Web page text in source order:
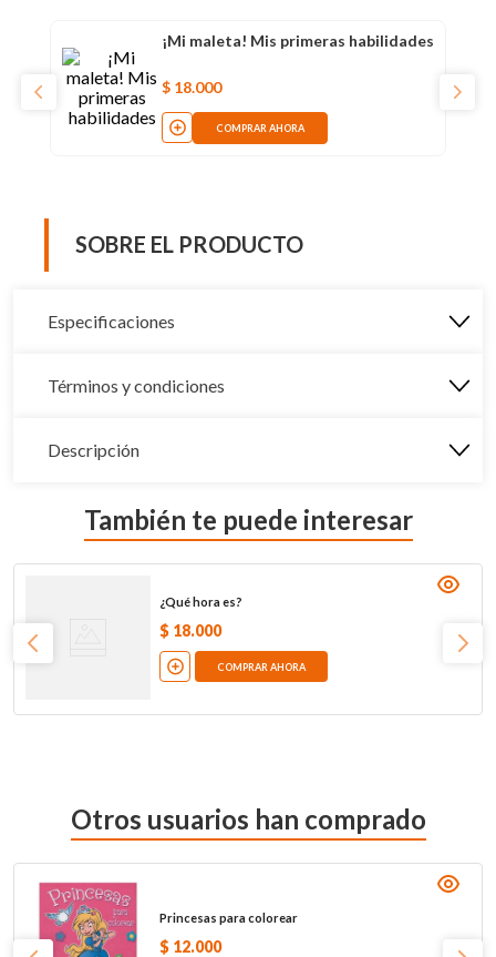
¡Mi maleta! Mis primeras habilidades
$ 18.000
COMPRAR AHORA
SOBRE EL PRODUCTO
Especificaciones
Términos y condiciones
Descripción
También te puede interesar
¿Qué hora es?
$ 18.000
COMPRAR AHORA
Otros usuarios han comprado
Princesas para colorear
$ 12.000